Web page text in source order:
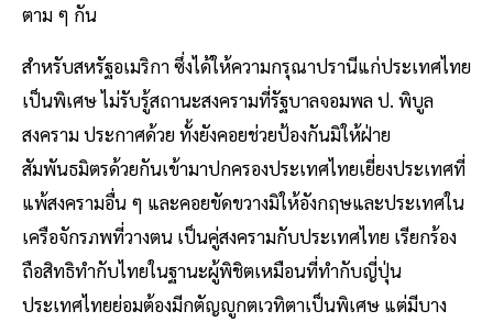
ตาม ๆ กัน
สำหรับสหรัฐอเมริกา ซึ่งได้ให้ความกรุณาปรานีแก่ประเทศไทย
เป็นพิเศษ ไม่รับรู้สถานะสงครามที่รัฐบาลจอมพล ป. พิบูล
สงคราม ประกาศด้วย ทั้งยังคอยช่วยป้องกันมิให้ฝ่าย
สัมพันธมิตรด้วยกันเข้ามาปกครองประเทศไทยเยี่ยงประเทศที่
แพ้สงครามอื่น ๆ และคอยขัดขวางมิให้อังกฤษและประเทศใน
เครือจักรภพที่วางตน เป็นคู่สงครามกับประเทศไทย เรียกร้อง
ถือสิทธิทำกับไทยในฐานะผู้พิชิตเหมือนที่ทำกับญี่ปุ่น
ประเทศไทยย่อมต้องมีกตัญญูกตเวทิตาเป็นพิเศษ แต่มีบาง